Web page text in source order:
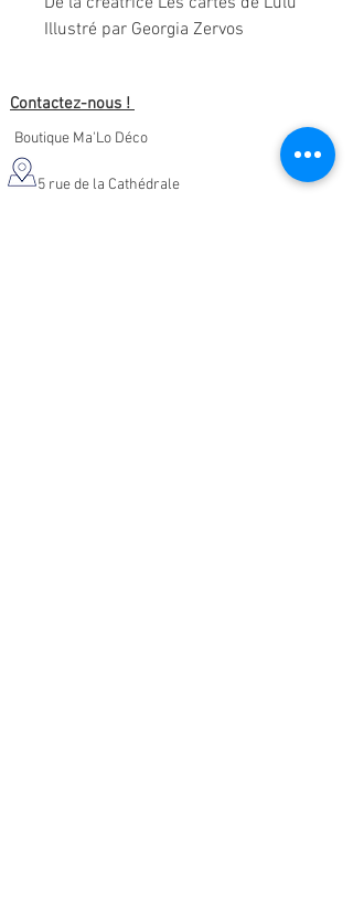
Illustré par Georgia Zervos
Contactez-nous !
Boutique Ma'Lo Déco
5 rue de la Cathédrale